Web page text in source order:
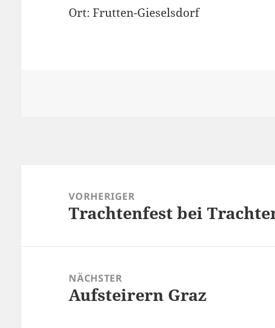
Ort:Frutten-Gieselsdorf
VORHERIGER
Vorheriger
Trachtenfest bei
NÄCHSTER
Nächster
Aufsteirern Graz